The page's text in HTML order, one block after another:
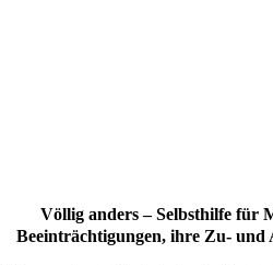
Völlig anders – Selbsthilfe für
Beeinträchtigungen, ihre Zu- und